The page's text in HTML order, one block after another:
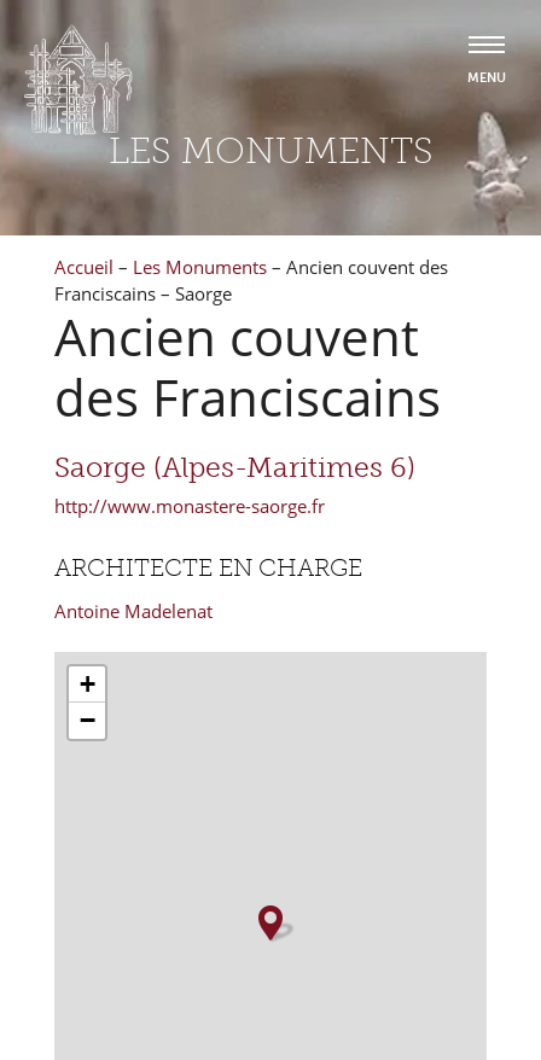
LES MONUMENTS
Accueil – Les Monuments – Ancien couvent des
Franciscains – Saorge
Ancien couvent
des Franciscains
Saorge (Alpes-Maritimes 6)
http://www.monastere-saorge.fr
ARCHITECTE EN CHARGE
Antoine Madelenat
+
−